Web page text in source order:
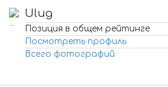
Ulug
Позиция в общем рейтинге
Посмотреть профиль
Всего фотографий